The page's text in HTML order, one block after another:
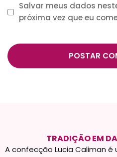
Salvar meus dados
próxima vez que eu
TRADIÇÃO EM
A confecção Lucia Caliman